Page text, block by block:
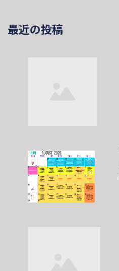
最近の投稿